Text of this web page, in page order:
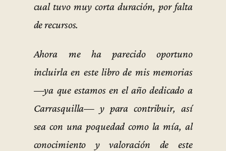
cual tuvo muy corta duración, por falta
de recursos.
Ahora me ha parecido oportuno
incluirla en este libro de mis memorias
—ya que estamos en el año dedicado a
Carrasquilla— y para contribuir, así
sea con una poquedad como la mía, al
conocimiento y valoración de este